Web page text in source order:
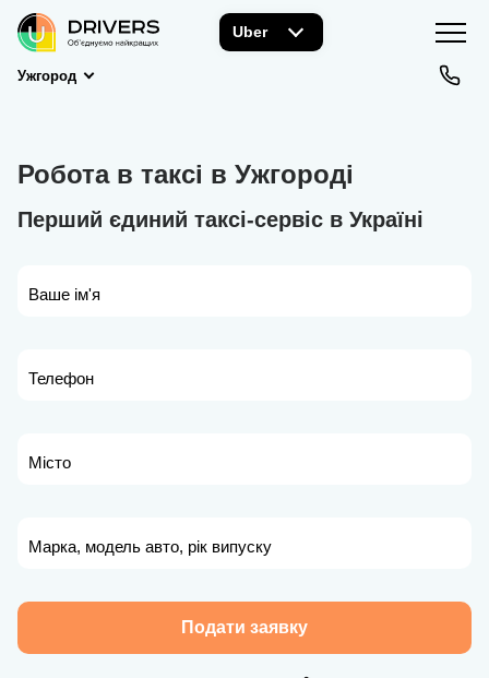
Uber
Ужгород
Робота в таксі в Ужгороді
Перший єдиний таксі-сервіс в Україні
Ваше ім'я
Телефон
Місто
Марка, модель авто, рік випуску
Подати заявку